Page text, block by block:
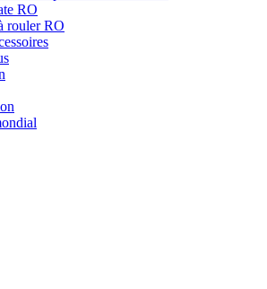
RO
rouler RO